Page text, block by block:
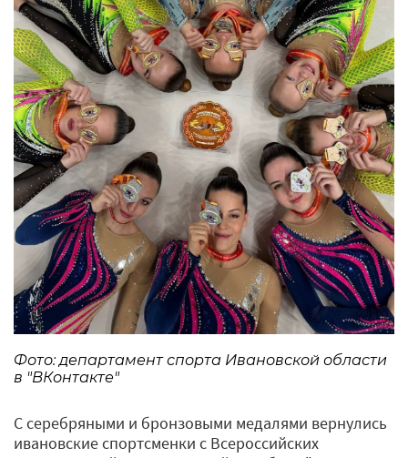
Фото: департамент спорта Ивановской области
в "ВКонтакте"
С серебряными и бронзовыми медалями вернулись
ивановские спортсменки с Всероссийских